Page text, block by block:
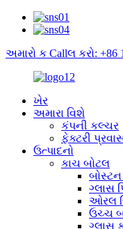
અમારો ક Callલ કરો: +86
ખેર
અમારા વિશે
કંપની કલ્ચર
ફેક્ટરી
ઉત્પાદનો
કાચ બોટલ
બોસ્ટન
ગ્લાસ
ઓરલ
ઉચ્ચ
ગ્લાસ